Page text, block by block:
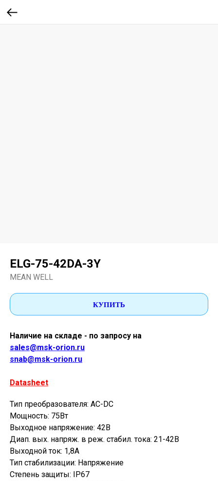
ELG-75-42DA-3Y
MEAN WELL
КУПИТЬ
Наличие на складе - по запросу на
sales@msk-orion.ru
snab@msk-orion.ru
Datasheet
Тип преобразователя: AC-DC
Мощность: 75Вт
Выходное напряжение: 42В
Диап. вых. напряж. в реж. стабил. тока: 21-42В
Выходной ток: 1,8А
Тип стабилизации: Напряжение
Степень защиты: IP67